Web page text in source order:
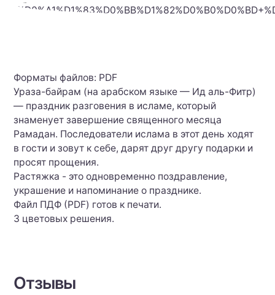
Форматы файлов: PDF
Ураза-байрам (на арабском языке — Ид аль-Фитр)
— праздник разговения в исламе, который
знаменует завершение священного месяца
Рамадан. Последователи ислама в этот день ходят
в гости и зовут к себе, дарят друг другу подарки и
просят прощения.
Растяжка - это одновременно поздравление,
украшение и напоминание о празднике.
Файл ПДФ (PDF) готов к печати.
3 цветовых решения.
Отзывы